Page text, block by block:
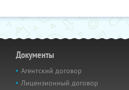
Документы
Агентский договор
Лицензионный договор